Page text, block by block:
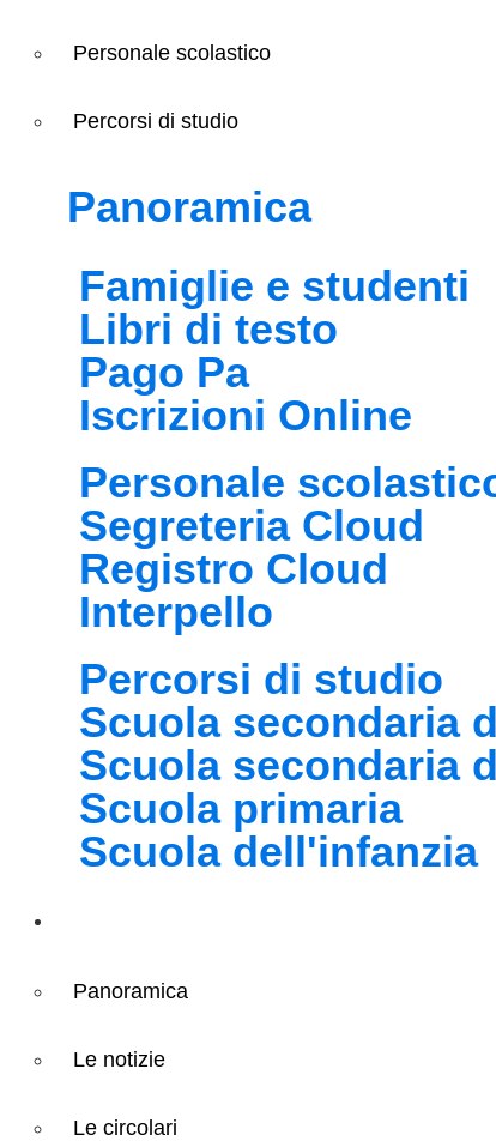
Personale scolastico
Percorsi di studio
Panoramica
Famiglie e studenti
Libri di testo
Pago Pa
Iscrizioni Online
Personale
Segreteria Cloud
Registro Cloud
Interpello
Percorsi di studio
Scuola secondaria
Scuola secondaria
Scuola primaria
Scuola dell'infanzia
Panoramica
Le notizie
Le circolari